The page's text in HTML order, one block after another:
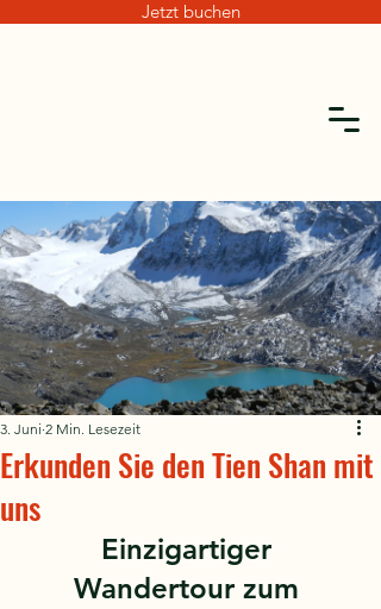
Jetzt buchen
Erkunden Sie den Tien Shan mit
uns
3. Juni 2 Min. Lesezeit
Einzigartiger
Wandertour zum